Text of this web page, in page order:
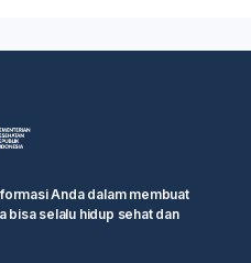
Anda dalam membuat
bisa selalu hidup sehat dan